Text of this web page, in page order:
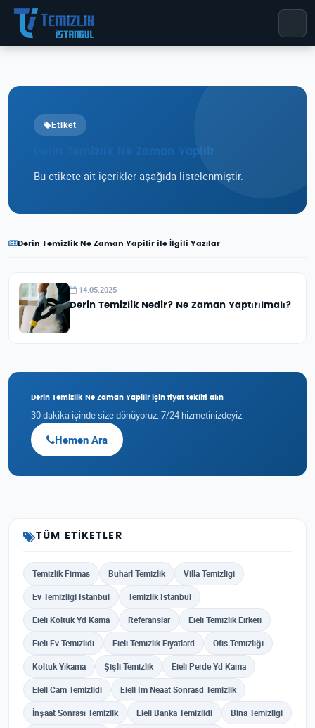
Etiket
Derin Temizlik Ne Zaman Yapilir
Bu etikete ait içerikler aşağıda listelenmiştir.
Derin Temizlik Ne Zaman Yapilir ile İlgili Yazılar
14.05.2025
Derin Temizlik Nedir? Ne Zaman Yaptırılmalı?
Derin Temizlik Ne Zaman Yapilir için fiyat teklifi alın
30 dakika içinde size dönüyoruz. 7/24 hizmetinizdeyiz.
Hemen Ara
TÜM ETIKETLER
Temizlik Firmas Buharl Temizlik Villa Temizligi
Ev Temizligi Istanbul Temizlik Istanbul
Eieli Koltuk Yd Kama Referanslar Eieli Temizlik Eirketi
Eieli Ev Temizlidi Eieli Temizlik Fiyatlard Ofis Temizliği
Koltuk Yıkama Şişli Temizlik Eieli Perde Yd Kama
Eieli Cam Temizlidi Eieli Im Neaat Sonrasd Temizlik
İnşaat Sonrası Temizlik Eieli Banka Temizlidi Bina Temizligi